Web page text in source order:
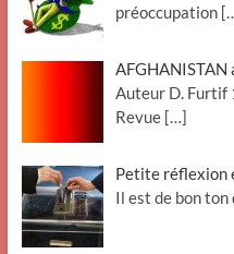
préoccupation
AFGHANISTAN
Auteur D. Furtif
Revue […]
Petite réflexion
Il est de bon